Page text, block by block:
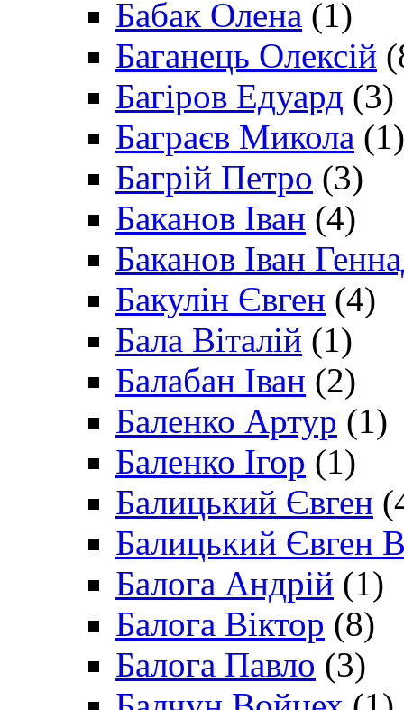
Бабак Олена (1)
Баганець Олексій
Багіров Едуард (3)
Баграєв Микола (1)
Багрій Петро (3)
Баканов Іван (4)
Баканов Іван
Бакулін Євген (4)
Бала Віталій (1)
Балабан Іван (2)
Баленко Артур (1)
Баленко Ігор (1)
Балицький Євген
Балицький Євген
Балога Андрій (1)
Балога Віктор (8)
Балога Павло (3)